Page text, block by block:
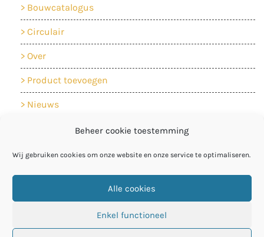
Beheer cookie toestemming
Wij gebruiken cookies om onze website en onze service te optimaliseren.
Alle cookies
Enkel functioneel
Bouwcatalogus
Circulair
Over
Product toevoegen
Nieuws
Cookiebeleid
Privacyverklaring